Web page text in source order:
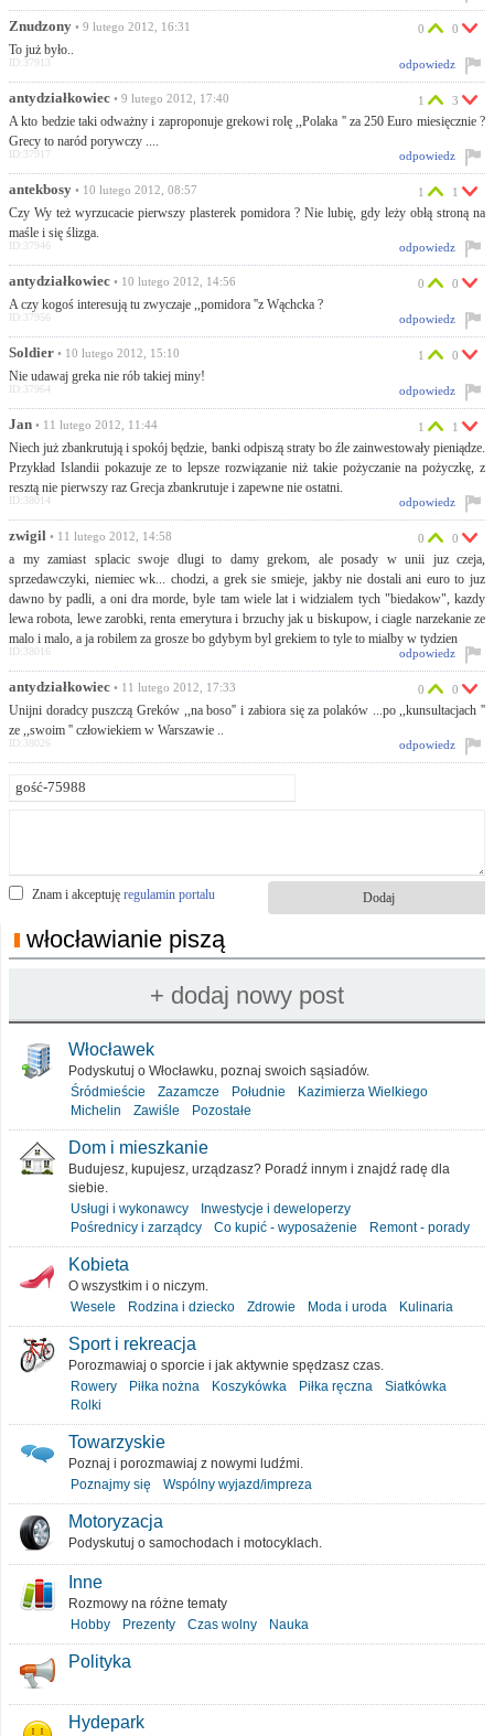
Znudzony • 9 lutego 2012, 16:31
To już było..
0 0
odpowiedz
ID:37913
antydziałkowiec • 9 lutego 2012, 17:40
A kto bedzie taki odważny i zaproponuje grekowi rolę ,,Polaka '' za 250 Euro miesięcznie ?
Grecy to naród porywczy ....
1 3
odpowiedz
ID:37917
antekbosy • 10 lutego 2012, 08:57
Czy Wy też wyrzucacie pierwszy plasterek pomidora ? Nie lubię, gdy leży obłą stroną na
maśle i się ślizga.
1 1
odpowiedz
ID:37946
antydziałkowiec • 10 lutego 2012, 14:56
A czy kogoś interesują tu zwyczaje ,,pomidora ''z Wąchcka ?
0 0
odpowiedz
ID:37956
Soldier • 10 lutego 2012, 15:10
Nie udawaj greka nie rób takiej miny!
1 0
odpowiedz
ID:37964
Jan • 11 lutego 2012, 11:44
Niech już zbankrutują i spokój będzie, banki odpiszą straty bo źle zainwestowały pieniądze.
Przykład Islandii pokazuje ze to lepsze rozwiązanie niż takie pożyczanie na pożyczkę, z
resztą nie pierwszy raz Grecja zbankrutuje i zapewne nie ostatni.
1 1
odpowiedz
ID:38014
zwigil • 11 lutego 2012, 14:58
a my zamiast splacic swoje dlugi to damy grekom, ale posady w unii juz czeja,
sprzedawczyki, niemiec wk... chodzi, a grek sie smieje, jakby nie dostali ani euro to juz
dawno by padli, a oni dra morde, byle tam wiele lat i widzialem tych "biedakow", kazdy
lewa robota, lewe zarobki, renta emerytura i brzuchy jak u biskupow, i ciagle narzekanie ze
malo i malo, a ja robilem za grosze bo gdybym byl grekiem to tyle to mialby w tydzien
0 0
odpowiedz
ID:38016
antydziałkowiec • 11 lutego 2012, 17:33
Unijni doradcy puszczą Greków ,,na boso'' i zabiora się za polaków ...po ,,kunsultacjach ''
ze ,,swoim '' człowiekiem w Warszawie ..
0 0
odpowiedz
ID:38026
Znam i akceptuję regulamin portalu
włocławianie piszą
Włocławek
Podyskutuj o Włocławku, poznaj swoich sąsiadów.
Śródmieście
Zazamcze Południe
Kazimierza Wielkiego
Michelin
Zawiśle Pozostałe
Dom i mieszkanie
Budujesz, kupujesz, urządzasz? Poradź innym i znajdź radę dla
siebie.
Usługi i wykonawcy
Inwestycje i deweloperzy
Pośrednicy i zarządcy
Co kupić - wyposażenie Remont - porady
Kobieta
O wszystkim i o niczym.
Wesele
Rodzina i dziecko Zdrowie Moda i uroda Kulinaria
Sport i rekreacja
Porozmawiaj o sporcie i jak aktywnie spędzasz czas.
Rowery
Piłka nożna Koszykówka Piłka ręczna
Siatkówka
Rolki
Towarzyskie
Poznaj i porozmawiaj z nowymi ludźmi.
Poznajmy się
Wspólny wyjazd/impreza
Motoryzacja
Podyskutuj o samochodach i motocyklach.
Inne
Rozmowy na różne tematy
Hobby
Prezenty Czas wolny Nauka
Polityka
Hydepark